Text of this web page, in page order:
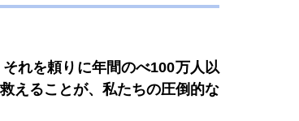
れを頼りに年間のべ100万人以
えることが、私たちの圧倒的な